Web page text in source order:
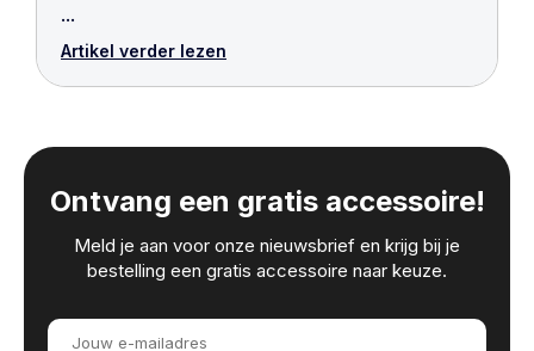
...
Artikel verder lezen
🎁Ontvang een gratis accessoire!
Meld je aan voor onze nieuwsbrief en krijg bij je
bestelling een gratis accessoire naar keuze.